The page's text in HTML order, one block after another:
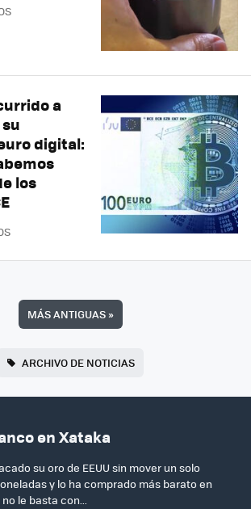
a
digital:
los
MÁS ANTIGUAS»
ARCHIVO DE NOTICIAS
en Xataka
su oro de EEUU sin mover un solo
y lo ha comprado más barato en
le basta con...